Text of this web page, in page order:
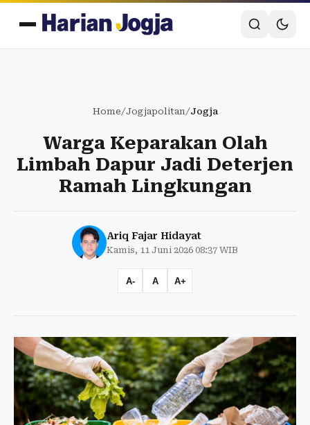
Home/Jogjapolitan/Jogja
Warga Keparakan Olah
Limbah Dapur Jadi Deterjen
Ramah Lingkungan
Ariq Fajar Hidayat
Kamis, 11 Juni 2026 08:37 WIB
A- A A+